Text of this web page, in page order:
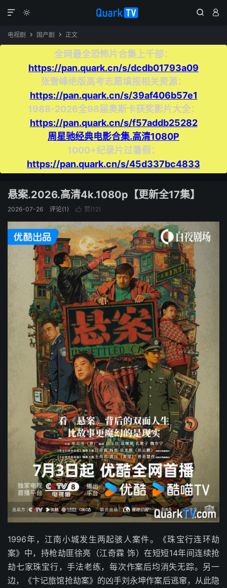
  

电视剧  国产剧  正文
全网最全恐怖片合集上千部：
https://pan.quark.cn/s/dcdb01793a09
张雪峰绝版高考志愿填报相关资源：
https://pan.quark.cn/s/39af406b57e1
1988-2026全98届奥斯卡获奖影片大全：
https://pan.quark.cn/s/f57addb25282
周星驰经典电影合集.高清1080P
1000+纪录片过暑假：
https://pan.quark.cn/s/45d337bc4833
悬案.2026.高清4k.1080p【更新全17集】
2026-07-26 评论(1)  赞(12)
1996年，江南小城发生两起骇人案件。《珠宝行连环劫
案》中，持枪劫匪徐亮（江奇霖 饰）在短短14年间连续抢
劫七家珠宝行，手法老练，每次作案后均消失无踪。另一
边，《卞记旅馆抢劫案》的凶手刘永坤作案后逃窜，从此隐